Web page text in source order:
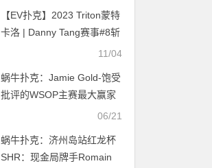
【EV扑克】2023 Triton蒙特
卡洛 | Danny Tang赛事#8斩
11/04
蜗牛扑克：Jamie Gold-饱受
批评的WSOP主赛最大赢家
06/21
蜗牛扑克：济州岛站红龙杯
SHR：现金局牌手Romain